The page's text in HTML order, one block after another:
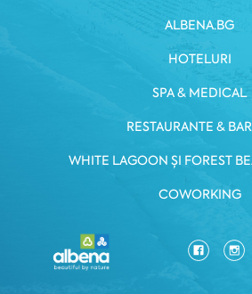
ALBENA.BG
HOTELURI
SPA & MEDICAL
RESTAURANTE &
WHITE LAGOON ȘI FOREST
COWORKING